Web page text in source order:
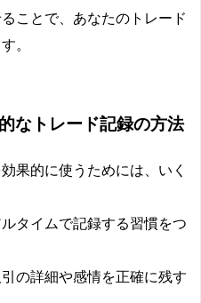
ことで、あなたのトレード
。
なトレード記録の方法
果的に使うためには、いく
タイムで記録する習慣をつ
の詳細や感情を正確に残す